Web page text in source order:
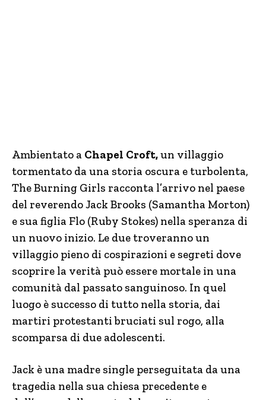
Ambientato a Chapel Croft,un villaggio
tormentato da una storia oscura e turbolenta,
The Burning Girls racconta l’arrivo nel paese
del reverendo Jack Brooks (Samantha Morton)
e sua figlia Flo (Ruby Stokes) nella speranza di
un nuovo inizio. Le due troveranno un
villaggio pieno di cospirazioni e segreti dove
scoprire la verità può essere mortale in una
comunità dal passato sanguinoso. In quel
luogo è successo di tutto nella storia, dai
martiri protestanti bruciati sul rogo, alla
scomparsa di due adolescenti.
Jack è una madre single perseguitata da una
tragedia nella sua chiesa precedente e